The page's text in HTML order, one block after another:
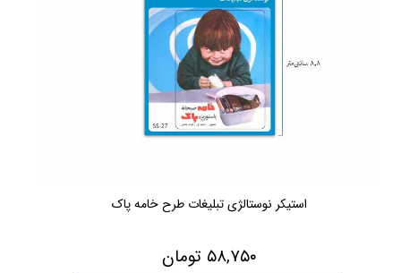
استیکر نوستالژی تبلیغات طرح خامه پاک
۵۸,۷۵۰ تومان